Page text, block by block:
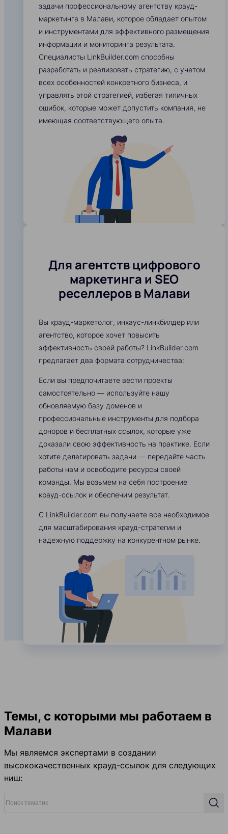
задачи профессиональному агентству крауд-
маркетинга в Малави, которое обладает опытом
и инструментами для эффективного размещения
информации и мониторинга результата.
Специалисты LinkBuilder.com способны
разработать и реализовать стратегию, с учетом
всех особенностей конкретного бизнеса, и
управлять этой стратегией, избегая типичных
ошибок, которые может допустить компания, не
имеющая соответствующего опыта.
Для агентств цифрового
маркетинга и SEO
реселлеров в Малави
Вы крауд-маркетолог, инхаус-линкбилдер или
агентство, которое хочет повысить
эффективность своей работы? LinkBuilder.com
предлагает два формата сотрудничества:
Если вы предпочитаете вести проекты
самостоятельно — используйте нашу
обновляемую базу доменов и
профессиональные инструменты для подбора
доноров и бесплатных ссылок, которые уже
доказали свою эффективность на практике. Если
хотите делегировать задачи — передайте часть
работы нам и освободите ресурсы своей
команды. Мы возьмем на себя построение
крауд-ссылок и обеспечим результат.
С LinkBuilder.com вы получаете все необходимое
для масштабирования крауд-стратегии и
надежную поддержку на конкурентном рынке.
Темы, с которыми мы работаем в
Малави
Мы являемся экспертами в создании
высококачественных крауд-ссылок для следующих
ниш: